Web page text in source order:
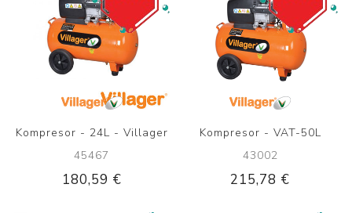
Kompresor - 24L - Villager
45467
180,59 €
Kompresor - VAT-50L
43002
215,78 €